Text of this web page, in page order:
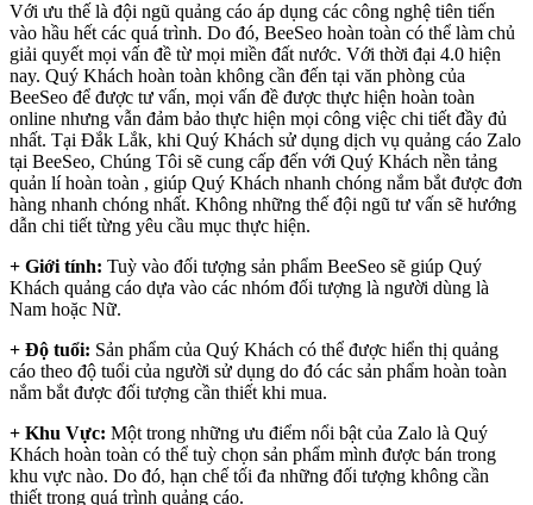
Với ưu thế là đội ngũ quảng cáo áp dụng các công nghệ tiên tiến
vào hầu hết các quá trình. Do đó, BeeSeo hoàn toàn có thể làm chủ
giải quyết mọi vấn đề từ mọi miền đất nước. Với thời đại 4.0 hiện
nay. Quý Khách hoàn toàn không cần đến tại văn phòng của
BeeSeo để được tư vấn, mọi vấn đề được thực hiện hoàn toàn
online nhưng vẫn đảm bảo thực hiện mọi công việc chi tiết đầy đủ
nhất. Tại Đắk Lắk, khi Quý Khách sử dụng dịch vụ quảng cáo Zalo
tại BeeSeo, Chúng Tôi sẽ cung cấp đến với Quý Khách nền tảng
quản lí hoàn toàn , giúp Quý Khách nhanh chóng nắm bắt được đơn
hàng nhanh chóng nhất. Không những thế đội ngũ tư vấn sẽ hướng
dẫn chi tiết từng yêu cầu mục thực hiện.
+ Giới tính: Tuỳ vào đối tượng sản phẩm BeeSeo sẽ giúp Quý
Khách quảng cáo dựa vào các nhóm đối tượng là người dùng là
Nam hoặc Nữ.
+ Độ tuổi: Sản phẩm của Quý Khách có thể được hiển thị quảng
cáo theo độ tuổi của người sử dụng do đó các sản phẩm hoàn toàn
nắm bắt được đối tượng cần thiết khi mua.
+ Khu Vực: Một trong những ưu điểm nổi bật của Zalo là Quý
Khách hoàn toàn có thể tuỳ chọn sản phẩm mình được bán trong
khu vực nào. Do đó, hạn chế tối đa những đối tượng không cần
thiết trong quá trình quảng cáo.